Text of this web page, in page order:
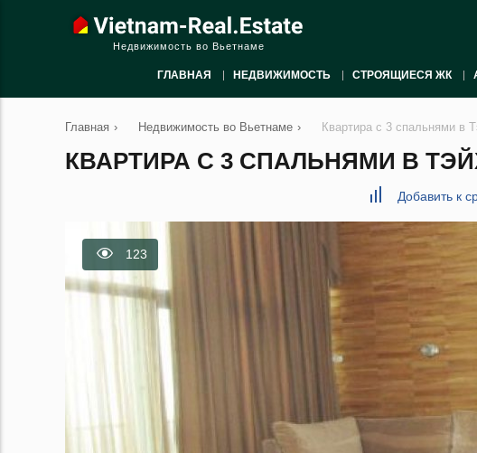
Недвижимость во Вьетнаме
ГЛАВНАЯ НЕДВИЖИМОСТЬ СТРОЯЩИЕСЯ ЖК
Главная › Недвижимость во Вьетнаме › Квартира с 3 спальнями в
КВАРТИРА С 3 СПАЛЬНЯМИ В
Добавить к
123